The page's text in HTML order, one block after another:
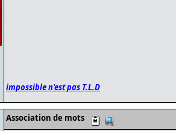
impossible n'est pas T.L.D
Association de mots